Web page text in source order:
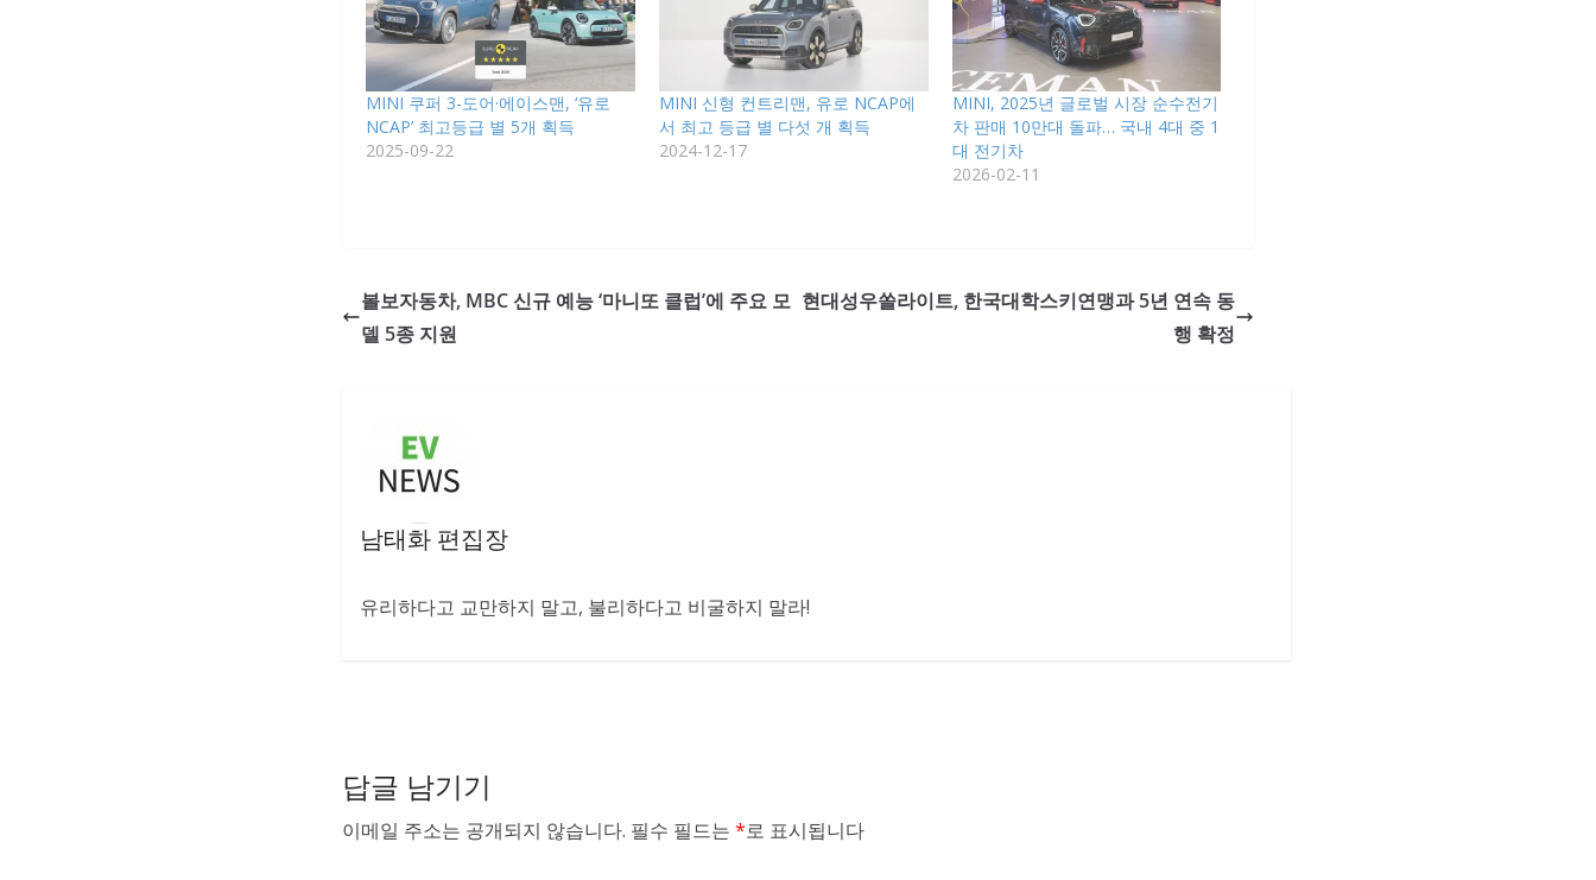
MINI 쿠퍼 3-도어·에이스맨, ‘유로
NCAP’ 최고등급 별 5개 획득
2025-09-22
MINI 신형 컨트리맨, 유로 NCAP에
서 최고 등급 별 다섯 개 획득
2024-12-17
MINI, 2025년 글로벌 시장 순수전기
차 판매 10만대 돌파… 국내 4대 중 1
대 전기차
2026-02-11
볼보자동차, MBC 신규 예능 ‘마니또 클럽’에 주요 모
델 5종 지원
현대성우쏠라이트, 한국대학스키연맹과 5년 연속 동
행 확정
남태화 편집장
유리하다고 교만하지 말고, 불리하다고 비굴하지 말라!
답글 남기기
이메일 주소는 공개되지 않습니다. 필수 필드는 *로 표시됩니다